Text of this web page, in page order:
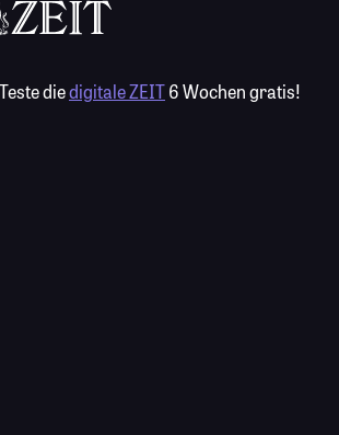
Teste diedigitale ZEIT6 Wochen gratis!